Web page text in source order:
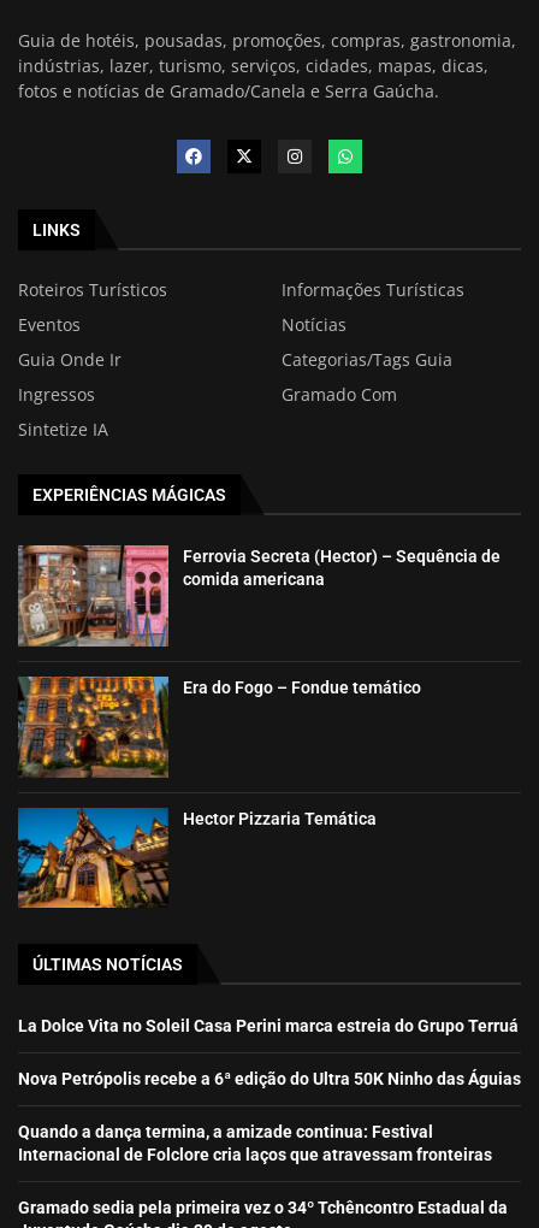
Guia de hotéis, pousadas, promoções, compras, gastronomia,
indústrias, lazer, turismo, serviços, cidades, mapas, dicas,
fotos e notícias de Gramado/Canela e Serra Gaúcha.
LINKS
Roteiros Turísticos
Informações Turísticas
Eventos
Notícias
Guia Onde Ir
Categorias/Tags Guia
Ingressos
Gramado Com
Sintetize IA
EXPERIÊNCIAS MÁGICAS
Ferrovia Secreta (Hector) – Sequência de
comida americana
Era do Fogo – Fondue temático
Hector Pizzaria Temática
ÚLTIMAS NOTÍCIAS
La Dolce Vita no Soleil Casa Perini marca estreia do Grupo Terruá
Nova Petrópolis recebe a 6ª edição do Ultra 50K Ninho das Águias
Quando a dança termina, a amizade continua: Festival
Internacional de Folclore cria laços que atravessam fronteiras
Gramado sedia pela primeira vez o 34º Tchêncontro Estadual da